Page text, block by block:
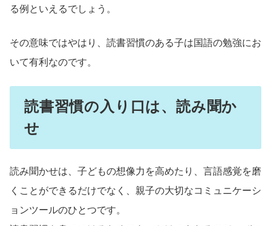
る例といえるでしょう。
その意味ではやはり、読書習慣のある子は国語の勉強にお
いて有利なのです。
読書習慣の入り口は、読み聞か
せ
読み聞かせは、子どもの想像力を高めたり、言語感覚を磨
くことができるだけでなく、親子の大切なコミュニケーシ
ョンツールのひとつです。